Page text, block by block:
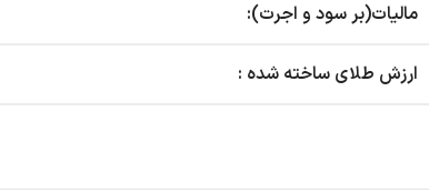
مالیات(بر سود و اجرت):
ارزش طلای ساخته شده :